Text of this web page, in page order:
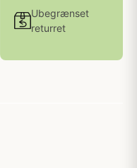
Ubegrænset
returret